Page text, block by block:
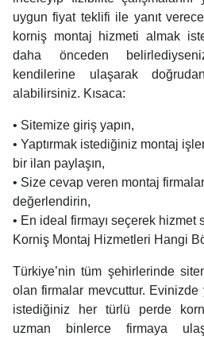
uygun fiyat teklifi ile yanıt
korniş montaj hizmeti almak
daha önceden
kendilerine ulaşarak
alabilirsiniz. Kısaca:
• Sitemize giriş yapın,
• Yaptırmak istediğiniz montaj
bir ilan paylaşın,
• Size cevap veren montaj
değerlendirin,
• En ideal firmayı seçerek hizmet
Korniş Montaj Hizmetleri Hangi
Türkiye’nin tüm şehirlerinde
olan firmalar mevcuttur. Evinizde
istediğiniz her türlü perde
uzman binlerce firmaya